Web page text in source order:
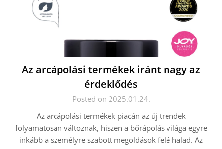
Az arcápolási termékek iránt nagy az
érdeklődés
Posted on 2025.01.24.
Az arcápolási termékek piacán az új trendek
folyamatosan változnak, hiszen a bőrápolás világa egyre
inkább a személyre szabott megoldások felé halad. Az